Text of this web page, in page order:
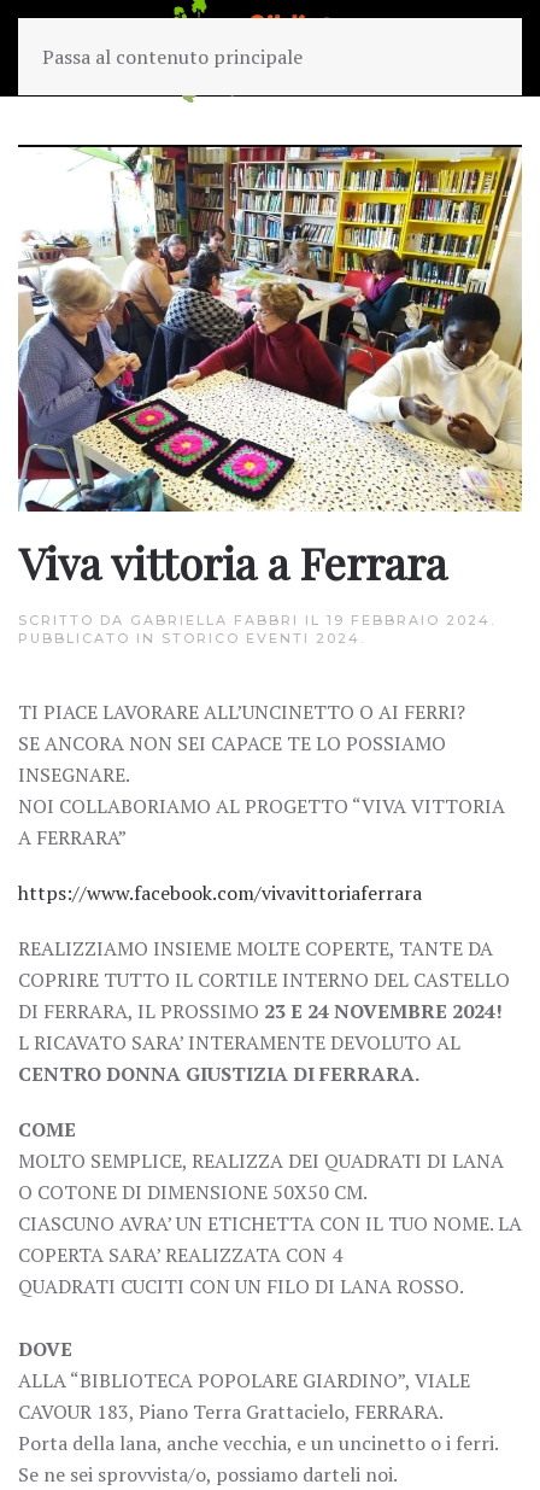
Passa al contenuto principale
Viva vittoria a Ferrara
SCRITTO DA GABRIELLA FABBRI IL 19 FEBBRAIO 2024 .
PUBBLICATO IN STORICO EVENTI 2024 .
TI PIACE LAVORARE ALL’UNCINETTO O AI FERRI?
SE ANCORA NON SEI CAPACE TE LO POSSIAMO
INSEGNARE.
NOI COLLABORIAMO AL PROGETTO “VIVA VITTORIA
A FERRARA”
https://www.facebook.com/vivavittoriaferrara
REALIZZIAMO INSIEME MOLTE COPERTE, TANTE DA
COPRIRE TUTTO IL CORTILE INTERNO DEL CASTELLO
DI FERRARA, IL PROSSIMO 23 E 24 NOVEMBRE 2024!
L RICAVATO SARA’ INTERAMENTE DEVOLUTO AL
CENTRO DONNA GIUSTIZIA DI FERRARA.
COME
MOLTO SEMPLICE, REALIZZA DEI QUADRATI DI LANA
O COTONE DI DIMENSIONE 50X50 CM.
CIASCUNO AVRA’ UN ETICHETTA CON IL TUO NOME. LA
COPERTA SARA’ REALIZZATA CON 4
QUADRATI CUCITI CON UN FILO DI LANA ROSSO.
DOVE
ALLA “BIBLIOTECA POPOLARE GIARDINO”, VIALE
CAVOUR 183, Piano Terra Grattacielo, FERRARA.
Porta della lana, anche vecchia, e un uncinetto o i ferri.
Se ne sei sprovvista/o, possiamo darteli noi.